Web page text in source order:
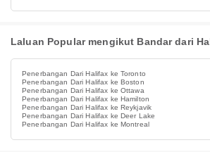
Laluan Popular mengikut Bandar dari
Penerbangan Dari Halifax ke Toronto
Penerbangan Dari Halifax ke Boston
Penerbangan Dari Halifax ke Ottawa
Penerbangan Dari Halifax ke Hamilton
Penerbangan Dari Halifax ke Reykjavik
Penerbangan Dari Halifax ke Deer Lake
Penerbangan Dari Halifax ke Montreal